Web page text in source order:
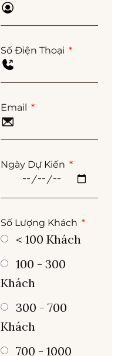
Số Điện Thoại
Email
Ngày Dự Kiến
Số Lượng Khách
< 100 Khách
100 - 300
Khách
300 - 700
Khách
700 - 1000